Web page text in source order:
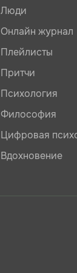
Люди
Онлайн журнал
Плейлисты
Притчи
Психология
Философия
Цифровая
Вдохновение